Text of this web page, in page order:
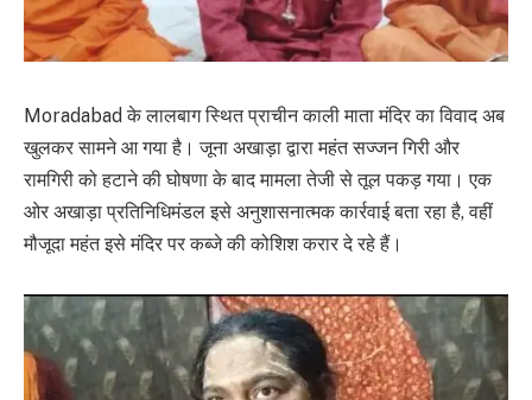
Moradabad के लालबाग स्थित प्राचीन काली माता मंदिर का विवाद अब
खुलकर सामने आ गया है। जूना अखाड़ा द्वारा महंत सज्जन गिरी और
रामगिरी को हटाने की घोषणा के बाद मामला तेजी से तूल पकड़ गया। एक
ओर अखाड़ा प्रतिनिधिमंडल इसे अनुशासनात्मक कार्रवाई बता रहा है, वहीं
मौजूदा महंत इसे मंदिर पर कब्जे की कोशिश करार दे रहे हैं।